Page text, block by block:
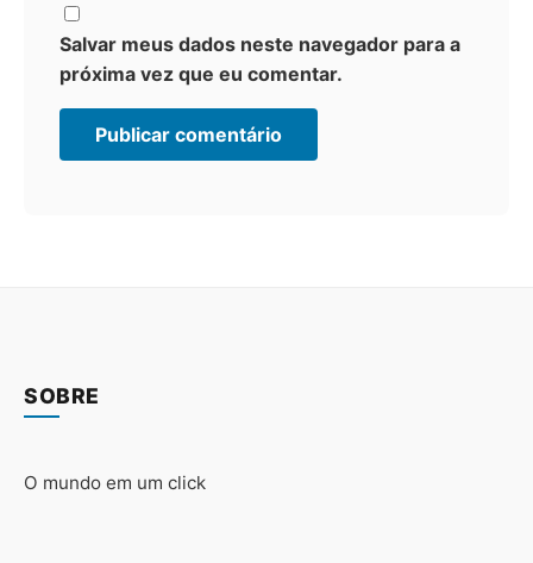
Salvar meus dados neste navegador para a
próxima vez que eu comentar.
SOBRE
O mundo em um click